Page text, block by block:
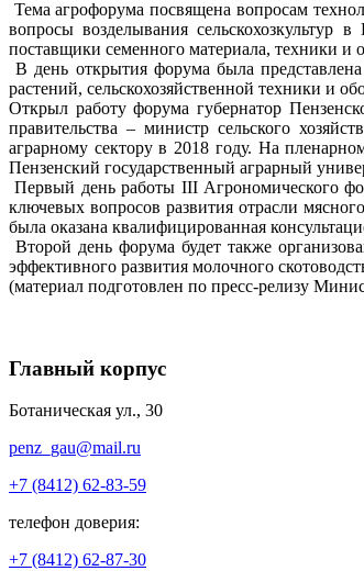
Тема агрофорума посвящена вопросам
вопросы возделывания сельскохозкультур
поставщики семенного материала, техники и
В день открытия форума была
растений, сельскохозяйственной техники и
Открыл работу форума губернатор
правительства – министр сельского
аграрному сектору в 2018 году. На
Пензенский государственный аграрный
Первый день работы III Агрономического
ключевых вопросов развития отрасли
была оказана квалифицированная
Второй день форума будет также
эффективного развития молочного
(материал подготовлен по пресс-релизу
Главный корпус
Ботаническая ул., 30
penz_gau@mail.ru
+7 (8412) 62-83-59
телефон доверия:
+7 (8412) 62-87-30